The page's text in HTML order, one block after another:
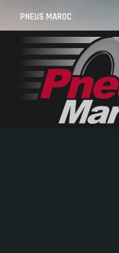
PNEUS MAROC VOS